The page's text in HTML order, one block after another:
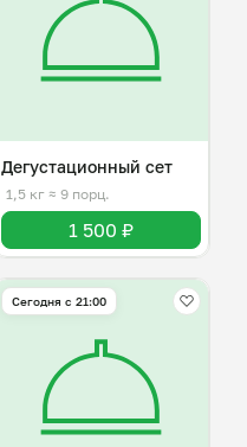
Дегустационный сет
1,5 кг ≈ 9 порц.
1 500 ₽
Сегодня с 21:00